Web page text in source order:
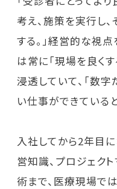
考え、施策を実行し
する。」経営的な視
は常に「現場を良く
浸透していて、「数
い仕事ができている
入社してから2年目
営知識、プロジェク
術まで、医療現場で